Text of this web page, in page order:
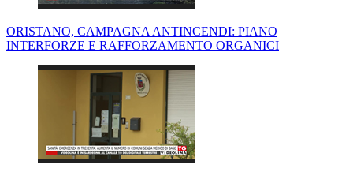
ORISTANO, CAMPAGNA ANTINCENDI: PIANO
INTERFORZE E RAFFORZAMENTO ORGANICI